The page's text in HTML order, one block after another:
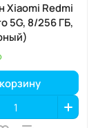
Xiaomi Redmi
5G, 8/256 ГБ,